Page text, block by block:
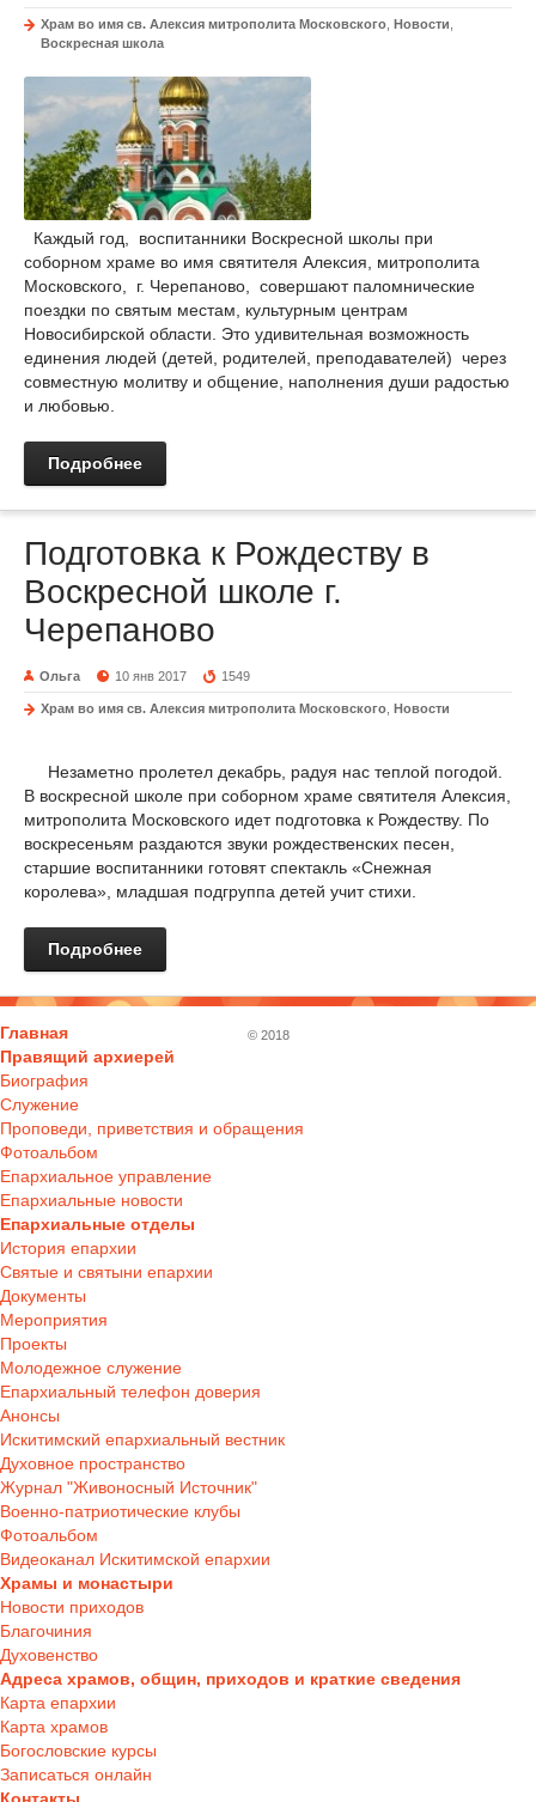
Храм во имя св. Алексия митрополита Московского Новости
Воскресная школа
Каждый год, воспитанники Воскресной школы при
соборном храме во имя святителя Алексия, митрополита
Московского, г. Черепаново, совершают паломнические
поездки по святым местам, культурным центрам
Новосибирской области. Это удивительная возможность
единения людей (детей, родителей, преподавателей) через
совместную молитву и общение, наполнения души радостью
и любовью.
Подробнее
Подготовка к Рождеству в
Воскресной школе г.
Черепаново
Ольга 10 янв 2017 1549
Храм во имя св. Алексия митрополита Московского Новости
Незаметно пролетел декабрь, радуя нас теплой погодой.
В воскресной школе при соборном храме святителя Алексия,
митрополита Московского идет подготовка к Рождеству. По
воскресеньям раздаются звуки рождественских песен,
старшие воспитанники готовят спектакль «Снежная
королева», младшая подгруппа детей учит стихи.
Подробнее
Главная
Правящий архиерей
Биография
Служение
Проповеди, приветствия и обращения
Фотоальбом
Епархиальное управление
Епархиальные новости
Епархиальные отделы
История епархии
Святые и святыни епархии
Документы
Мероприятия
Проекты
Молодежное служение
Епархиальный телефон доверия
Анонсы
Искитимский епархиальный вестник
Духовное пространство
Журнал "Живоносный Источник"
Военно-патриотические клубы
Фотоальбом
Видеоканал Искитимской епархии
Храмы и монастыри
Новости приходов
Благочиния
Духовенство
Адреса храмов, общин, приходов и краткие сведения
Карта епархии
Карта храмов
Богословские курсы
Записаться онлайн
© 2018